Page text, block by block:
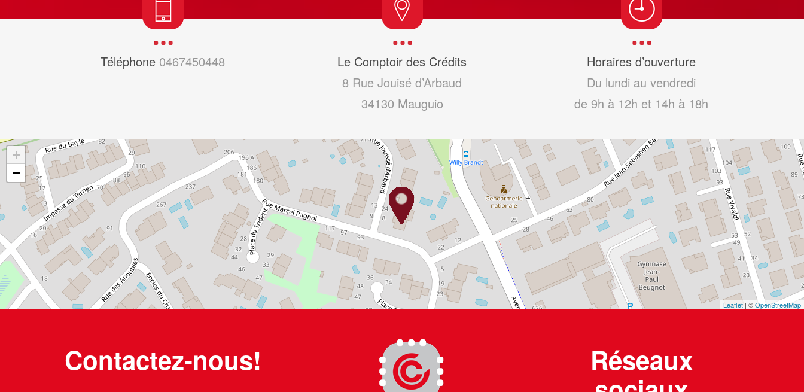
Téléphone 0467450448
Le Comptoir des Crédits
8 Rue Jouisé d’Arbaud
34130 Mauguio
Horaires d’ouverture
Du lundi au vendredi
de 9h à 12h et 14h à 18h
+
−
Leaflet | ©OpenStreetMap
Contactez-nous!
Réseaux